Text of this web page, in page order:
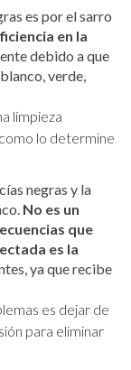
es por el sarro
en la
debido a que
verde,
limpieza
lo determine
negras y la
No es un
que
es la
ya que recibe
es dejar de
para eliminar